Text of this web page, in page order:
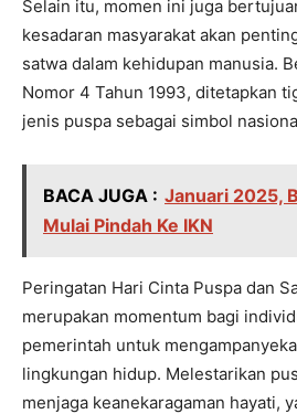
Selain itu, momen ini juga
kesadaran masyarakat akan
satwa dalam kehidupan manusia.
Nomor 4 Tahun 1993, ditetapkan
jenis puspa sebagai simbol
BACA JUGA : Januari 2025,
Mulai Pindah Ke IKN
Peringatan Hari Cinta Puspa dan
merupakan momentum bagi
pemerintah untuk
lingkungan hidup. Melestarikan
menjaga keanekaragaman hayati,